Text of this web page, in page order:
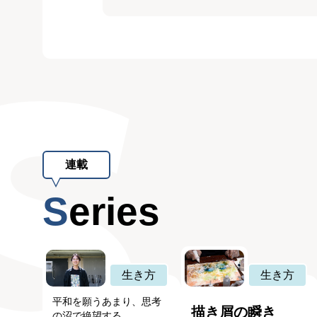
連載
Series
生き方
平和を願うあまり、思考
生き方
描き屑の瞬き